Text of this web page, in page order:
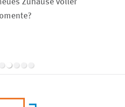
Zuhause voller
••• • •